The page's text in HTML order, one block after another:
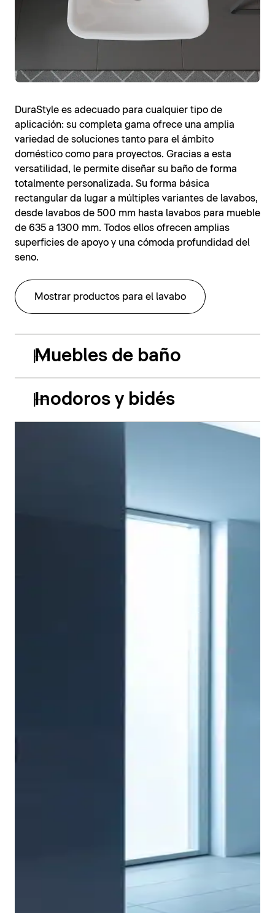
DuraStyle es adecuado para cualquier tipo de
aplicación: su completa gama ofrece una amplia
variedad de soluciones tanto para el ámbito
doméstico como para proyectos. Gracias a esta
versatilidad, le permite diseñar su baño de forma
totalmente personalizada. Su forma básica
rectangular da lugar a múltiples variantes de lavabos,
desde lavabos de 500 mm hasta lavabos para mueble
de 635 a 1300 mm. Todos ellos ofrecen amplias
superficies de apoyo y una cómoda profundidad del
seno.
Mostrar productos para el lavabo
Muebles de baño
La ligereza y la sencillez también predominan en el
Inodoros y bidés